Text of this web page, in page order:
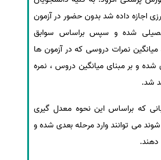
اجازه داده شد بدون حضور در آزمون
شده و سپس براساس سوابق
نمرات دروسی که در آزمون ها
شده و بر مبنای میانگین دروس ، نمره
شد.
که براساس این نحوه معدل گیری
می توانند وارد مرحله بعدی شده و
دهند.